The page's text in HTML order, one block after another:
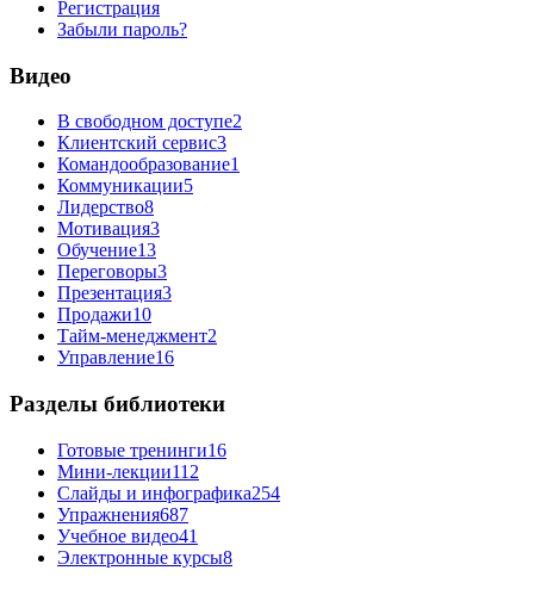
Регистрация
Забыли пароль?
Видео
В свободном доступе2
Клиентский сервис3
Командообразование1
Коммуникации5
Лидерство8
Мотивация3
Обучение13
Переговоры3
Презентация3
Продажи10
Тайм-менеджмент2
Управление16
Разделы библиотеки
Готовые тренинги16
Мини-лекции112
Слайды и инфографика254
Упражнения687
Учебное видео41
Электронные курсы8